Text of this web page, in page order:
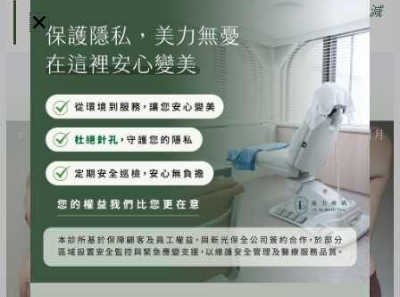
先從脂肪數量下降並加強脂肪代謝效率，再透過儀器增肌減
脂，可以維持較長時間的體態管理策略！